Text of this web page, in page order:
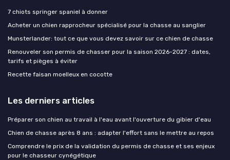
7 chiots springer spaniel à donner
Acheter un chien rapprocheur spécialisé pour la chasse au sanglier
Munsterlander: tout ce que vous devez savoir sur ce chien de chasse
Renouveler son permis de chasser pour la saison 2026-2027 : dates,
tarifs et pièges à éviter
Recette faisan moelleux en cocotte
Les derniers articles
Préparer son chien au travail à l'eau avant l'ouverture du gibier d'eau
Chien de chasse après 8 ans : adapter l'effort sans le mettre au repos
Comprendre le prix de la validation du permis de chasse et ses enjeux
pour le chasseur cynégétique